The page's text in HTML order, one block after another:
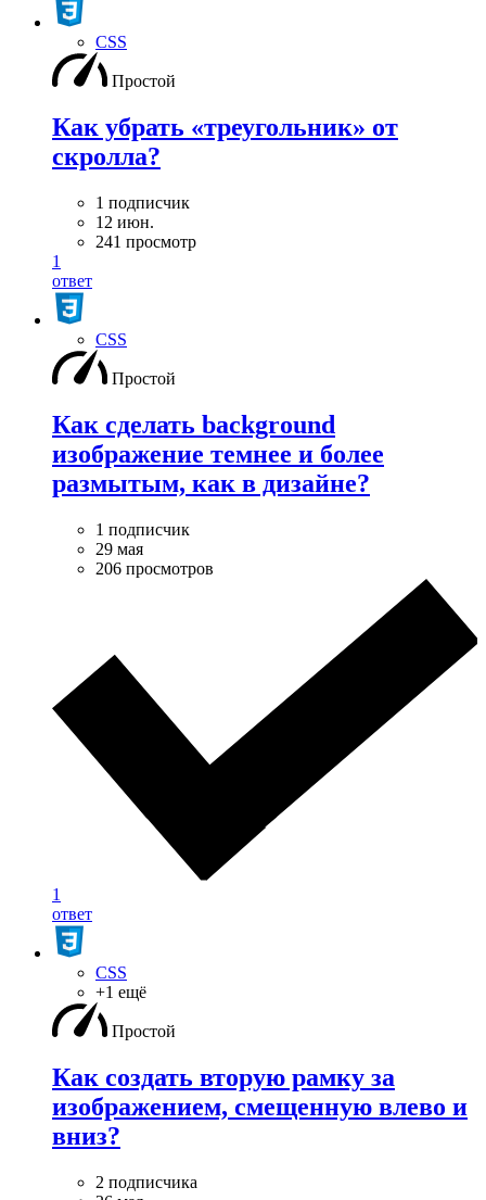
CSS
Простой
Как убрать «треугольник» от
скролла?
1 подписчик
12 июн.
241 просмотр
1
ответ
CSS
Простой
Как сделать background
изображение темнее и более
размытым, как в дизайне?
1 подписчик
29 мая
206 просмотров
1
ответ
CSS
+1 ещё
Простой
Как создать вторую рамку за
изображением, смещенную влево и
вниз?
2 подписчика